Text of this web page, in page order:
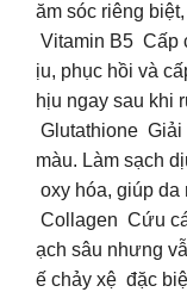
ăm sóc riêng
Vitamin B5 Cấp
ịu, phục hồi và
hịu ngay sau khi
Glutathione Giải
màu. Làm sạch
oxy hóa, giúp da
Collagen Cứu
ạch sâu nhưng
ế chảy xệ đặc